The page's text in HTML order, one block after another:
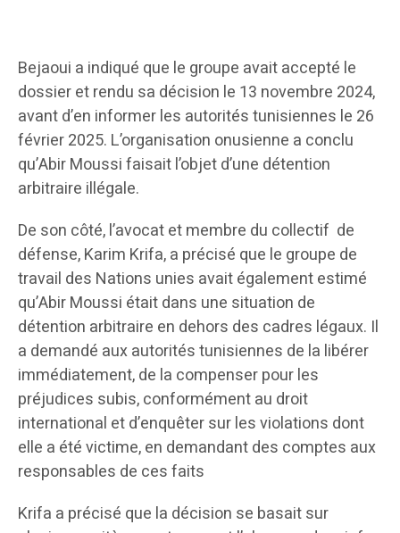
Bejaoui a indiqué que le groupe avait accepté le
dossier et rendu sa décision le 13 novembre 2024,
avant d’en informer les autorités tunisiennes le 26
février 2025. L’organisation onusienne a conclu
qu’Abir Moussi faisait l’objet d’une détention
arbitraire illégale.
De son côté, l’avocat et membre du collectif de
défense, Karim Krifa, a précisé que le groupe de
travail des Nations unies avait également estimé
qu’Abir Moussi était dans une situation de
détention arbitraire en dehors des cadres légaux. Il
a demandé aux autorités tunisiennes de la libérer
immédiatement, de la compenser pour les
préjudices subis, conformément au droit
international et d’enquêter sur les violations dont
elle a été victime, en demandant des comptes aux
responsables de ces faits
Krifa a précisé que la décision se basait sur